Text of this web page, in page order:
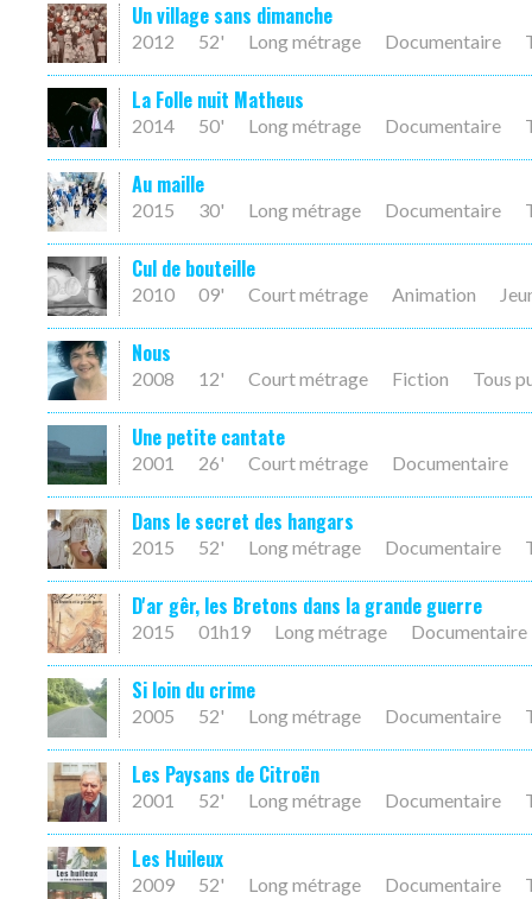
Un village sans dimanche
2012 52' Long métrage Documentaire
La Folle nuit Matheus
2014 50' Long métrage Documentaire
Au maille
2015 30' Long métrage Documentaire
Cul de bouteille
2010 09' Court métrage Animation
Nous
2008 12' Court métrage Fiction Tous
Une petite cantate
2001 26' Court métrage Documentaire
Dans le secret des hangars
2015 52' Long métrage Documentaire
D'ar gêr, les Bretons dans la grande guerre
2015 01h19 Long métrage Documentaire
Si loin du crime
2005 52' Long métrage Documentaire
Les Paysans de Citroën
2001 52' Long métrage Documentaire
Les Huileux
2009 52' Long métrage Documentaire